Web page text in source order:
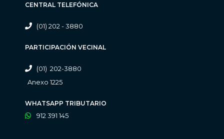
CENTRAL TELEFÓNICA
(01) 202 - 3880
PARTICIPACIÓN VECINAL
(01) 202-3880
Anexo 1225
WHATSAPP TRIBUTARIO
912 391 145